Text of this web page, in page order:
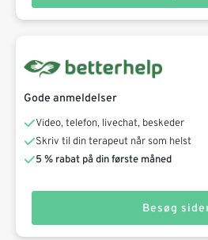
Gode anmeldelser
Video, telefon, livechat, beskeder
Skriv til din terapeut når som helst
5 % rabat på din første måned
Besøg